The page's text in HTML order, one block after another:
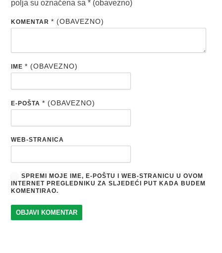
polja su označena sa* (obavezno)
KOMENTAR* (OBAVEZNO)
IME* (OBAVEZNO)
E-POŠTA* (OBAVEZNO)
WEB-STRANICA
SPREMI MOJE IME, E-POŠTU I WEB-STRANICU U OVOM
INTERNET PREGLEDNIKU ZA SLJEDEĆI PUT KADA BUDEM
KOMENTIRAO.